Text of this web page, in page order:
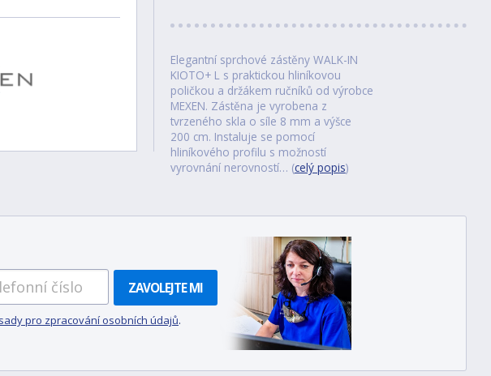
Elegantní sprchové zástěny WALK-IN
KIOTO+ L s praktickou hliníkovou
poličkou a držákem ručníků od výrobce
MEXEN. Zástěna je vyrobena z
tvrzeného skla o síle 8 mm a výšce
200 cm. Instaluje se pomocí
hliníkového profilu s možností
vyrovnání nerovností… (celý popis)
ZAVOLEJTE MI
pro zpracování osobních údajů.